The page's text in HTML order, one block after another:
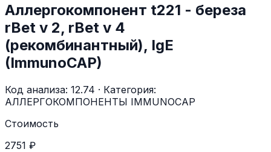
Аллергокомпонент t221 - береза
rBet v 2, rBet v 4
(рекомбинантный), IgE
(ImmunoCAP)
Код анализа: 12.74 · Категория:
АЛЛЕРГОКОМПОНЕНТЫ IMMUNOCAP
Стоимость
2751 ₽